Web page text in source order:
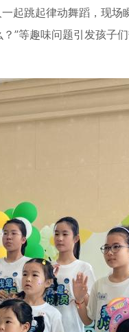
起跳起律动舞蹈，现场
”等趣味问题引发孩子